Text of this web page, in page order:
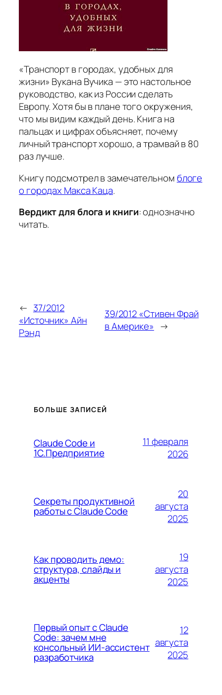
«Транспорт в городах, удобных для
жизни» Вукана Вучика — это настольное
руководство, как из России сделать
Европу. Хотя бы в плане того окружения,
что мы видим каждый день. Книга на
пальцах и цифрах объясняет, почему
личный транспорт хорошо, а трамвай в 80
раз лучше.
Книгу подсмотрел в замечательномблоге
о городах Макса Каца.
Вердикт для блога и книги: однозначно
читать.
← 37/2012
«Источник» Айн
Рэнд
39/2012 «Стивен Фрай
в Америке» →
БОЛЬШЕ ЗАПИСЕЙ
Claude Code и
1С.Предприятие
11 февраля
2026
Секреты продуктивной
работы с Claude Code
20
августа
2025
Как проводить демо:
структура, слайды и
акценты
19
августа
2025
Первый опыт с Claude
Code: зачем мне
консольный ИИ-ассистент
разработчика
12
августа
2025